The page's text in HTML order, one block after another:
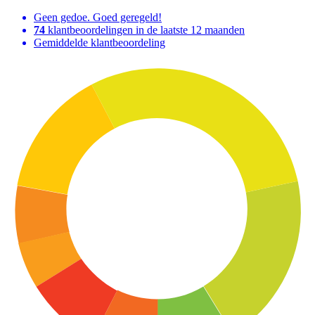
Geen gedoe. Goed geregeld!
74 klantbeoordelingen in de laatste 12 maanden
Gemiddelde klantbeoordeling